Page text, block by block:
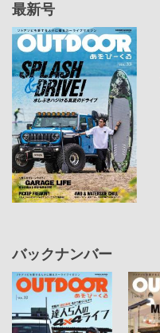
最新号
バックナンバー